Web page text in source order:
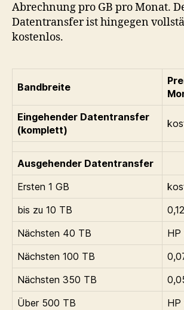
Abrechnung pro GB pro Monat.
Datentransfer ist hingegen
kostenlos.
Bandbreite
Eingehender Datentransfer
(komplett)
Ausgehender Datentransfer
Ersten 1 GB
bis zu 10 TB
Nächsten 40 TB
HP
Nächsten 100 TB
Nächsten 350 TB
Über 500 TB
HP